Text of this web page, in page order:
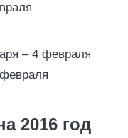
– 4 февраля
2016 год